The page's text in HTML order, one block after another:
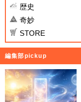
歴史
奇妙
STORE
編集部pickup